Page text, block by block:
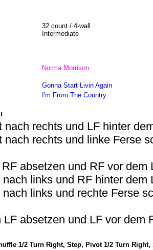
32 count / 4-wall
Intermediate
Norma Morrison
Gonna Start Livin Again
I'm From The Country
nach rechts und LF hinter
nach rechts und linke Ferse
absetzen und RF vor dem
nach links und RF hinter dem
nach links und rechte Ferse
LF absetzen und LF vor dem
1/2 Turn Right, Step, Pivot 1/2 Turn